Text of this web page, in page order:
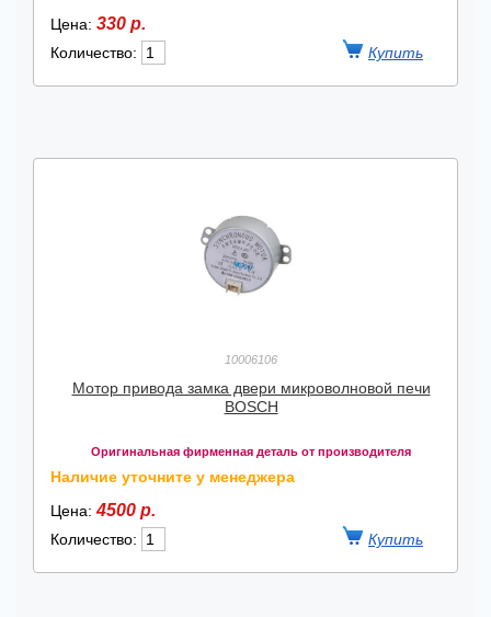
Цена: 330 р.
Количество:
10006106
Мотор привода замка двери микроволновой печи
BOSCH
Оригинальная фирменная деталь от производителя
Наличие уточните у менеджера
Цена:4500 р.
Количество: